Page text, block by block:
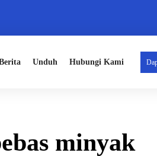
Unduh Hubungi Kami
minyak